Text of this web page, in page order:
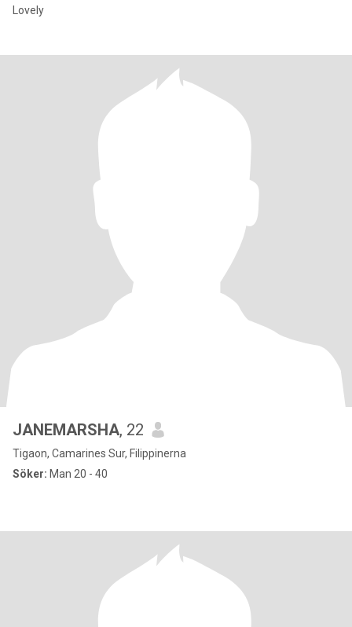
Lovely
JANEMARSHA, 22
Tigaon, Camarines Sur, Filippinerna
Söker: Man 20 - 40